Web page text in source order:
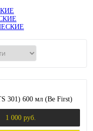
301) 600 мл (Be First)
1 000 руб.